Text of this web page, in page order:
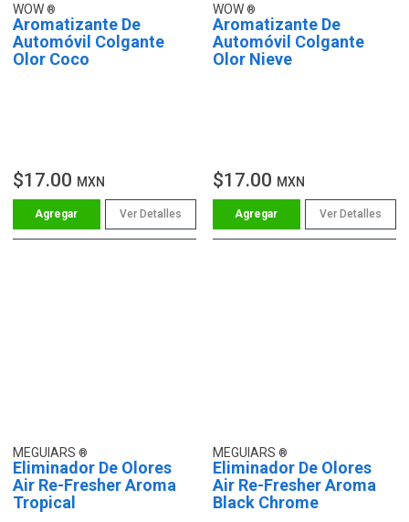
WOW
Aromatizante De
Automóvil Colgante
Olor Coco
$17.00 MXN
Ver Detalles
WOW
Aromatizante De
Automóvil Colgante
Olor Nieve
$17.00 MXN
Ver Detalles
MEGUIARS
Eliminador De Olores
Air Re-Fresher Aroma
Tropical
MEGUIARS
Eliminador De Olores
Air Re-Fresher Aroma
Black Chrome